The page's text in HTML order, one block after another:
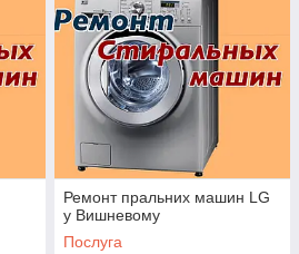
Ремонт пральних машин LG
у Вишневому
Послуга